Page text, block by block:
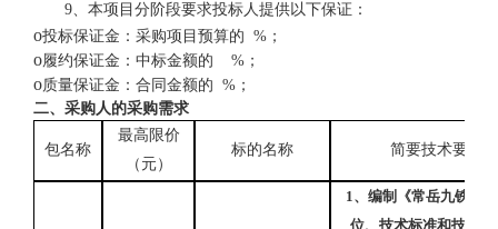
9、 本项目分阶段要求投标人提供以下保证：
o投标保证金：采购项目预算的 %；
o履约保证金：中标金额的 %；
o质量保证金：合同金额的 %；
二、采购人的采购需求
包名称
最高限价
（ 元）
标的名称 简要技术要求
1、 编制《常岳九铁路
位、技术标准和技术方